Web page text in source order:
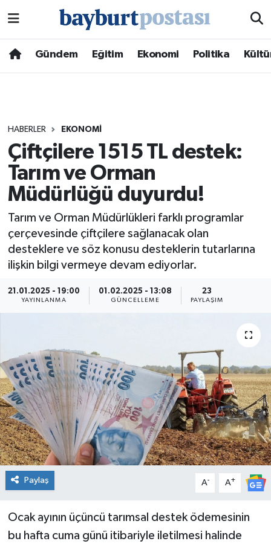
Gündem Eğitim Ekonomi Politika
HABERLER EKONOMI
Çiftçilere 1515 TL destek:
Tarım ve Orman
Müdürlüğü duyurdu!
Tarım ve Orman Müdürlükleri farklı programlar
çerçevesinde çiftçilere sağlanacak olan
desteklere ve söz konusu desteklerin tutarlarına
ilişkin bilgi vermeye devam ediyorlar.
21.01.2025 - 19:00
YAYINLANMA
01.02.2025 - 13:08
GÜNCELLEME
23
PAYLAŞIM
Paylaş A- A+
Ocak ayının üçüncü tarımsal destek ödemesinin
bu hafta cuma günü itibariyle iletilmesi halinde
Hava Durumu
Süper Lig Puan Durumu ve Fikstür
Tüm Manşetler
Son Dakika Haberleri
Haber Arşivi